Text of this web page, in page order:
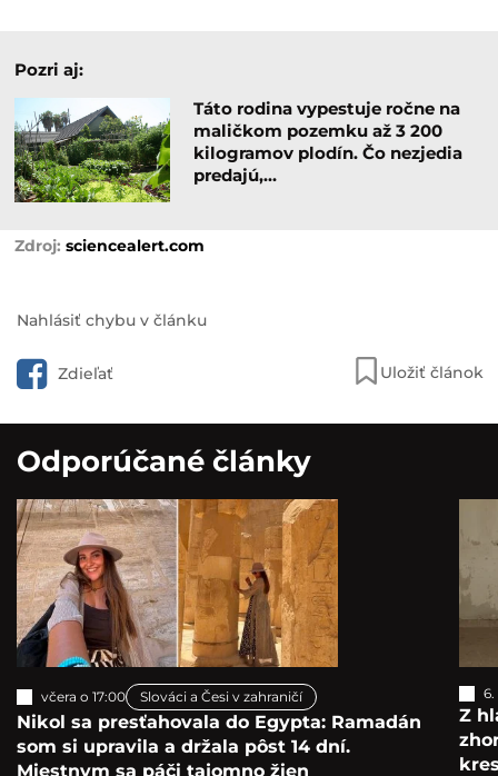
Pozri aj:
Táto rodina vypestuje ročne na
maličkom pozemku až 3 200
kilogramov plodín. Čo nezjedia
predajú,…
sciencealert.com
Nahlásiť chybu v článku
Zdieľať Uložiť článok
Odporúčané články
včera o 17:00 Slováci a Česi v zahraničí
Nikol sa presťahovala do Egypta: Ramadán
som si upravila a držala pôst 14 dní.
Miestnym sa páči tajomno žien
Z